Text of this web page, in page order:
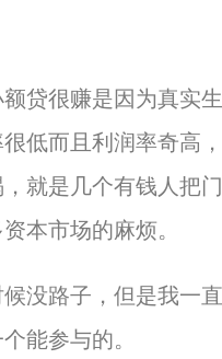
贷很赚是因为真实
很低而且利润率奇高
就是几个有钱人把
本市场的麻烦。
候没路子，但是我一
能参与的。